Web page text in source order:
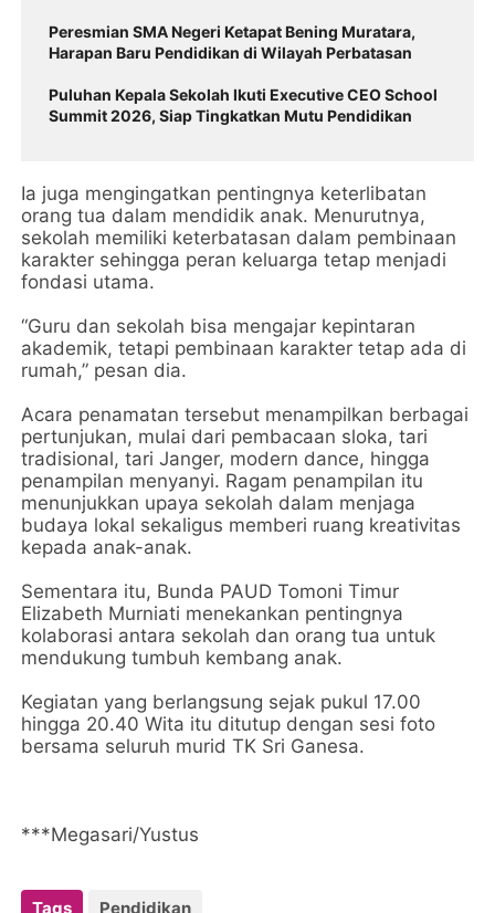
Peresmian SMA Negeri Ketapat Bening Muratara,
Harapan Baru Pendidikan di Wilayah Perbatasan
Puluhan Kepala Sekolah Ikuti Executive CEO School
Summit 2026, Siap Tingkatkan Mutu Pendidikan
Ia juga mengingatkan pentingnya keterlibatan
orang tua dalam mendidik anak. Menurutnya,
sekolah memiliki keterbatasan dalam pembinaan
karakter sehingga peran keluarga tetap menjadi
fondasi utama.
“Guru dan sekolah bisa mengajar kepintaran
akademik, tetapi pembinaan karakter tetap ada di
rumah,” pesan dia.
Acara penamatan tersebut menampilkan berbagai
pertunjukan, mulai dari pembacaan sloka, tari
tradisional, tari Janger, modern dance, hingga
penampilan menyanyi. Ragam penampilan itu
menunjukkan upaya sekolah dalam menjaga
budaya lokal sekaligus memberi ruang kreativitas
kepada anak-anak.
Sementara itu, Bunda PAUD Tomoni Timur
Elizabeth Murniati menekankan pentingnya
kolaborasi antara sekolah dan orang tua untuk
mendukung tumbuh kembang anak.
Kegiatan yang berlangsung sejak pukul 17.00
hingga 20.40 Wita itu ditutup dengan sesi foto
bersama seluruh murid TK Sri Ganesa.
***Megasari/Yustus
Tags Pendidikan